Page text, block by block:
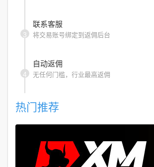
3
联系客服
将交易账号绑定到返佣后台
4
自动返佣
无任何门槛，行业最高返佣
热门推荐